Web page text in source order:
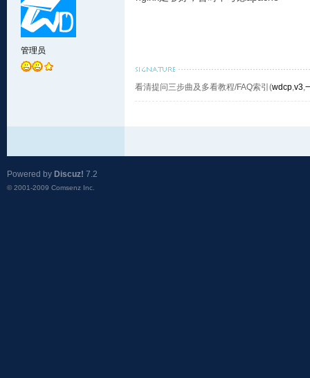
管理员
看清提问三步曲及多看教程/FAQ索引(wdcp,v3,
Powered by Discuz! 7.2
© 2001-2009 Comsenz Inc.